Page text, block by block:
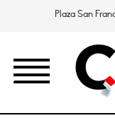
Plaza San